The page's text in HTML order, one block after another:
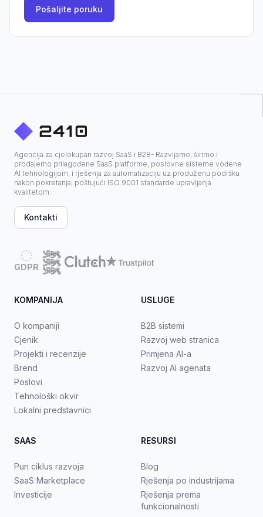
Pošaljite poruku
Agencija za cjelokupan razvoj SaaS i B2B- Razvijamo, širimo i
prodajemo prilagođene SaaS platforme, poslovne sisteme vođene
AI tehnologijom, i rješenja za automatizaciju uz produženu podršku
nakon pokretanja, poštujući ISO 9001 standarde upravljanja
kvalitetom.
Kontakti
GDPR
KOMPANIJA
O kompaniji
Cjenik
Projekti i recenzije
Brend
Poslovi
Tehnološki okvir
Lokalni predstavnici
USLUGE
B2B sistemi
Razvoj web stranica
Primjena AI-a
Razvoj AI agenata
SAAS
Pun ciklus razvoja
SaaS Marketplace
Investicije
RESURSI
Blog
Rješenja po industrijama
Rješenja prema
funkcionalnosti